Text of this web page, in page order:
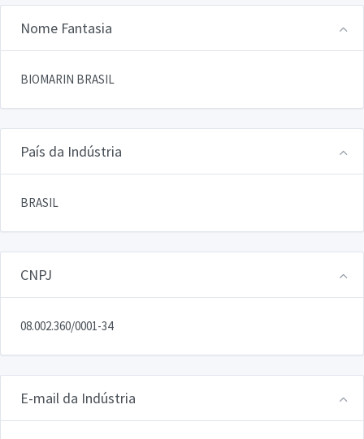
Nome Fantasia
BIOMARIN BRASIL
País da Indústria
BRASIL
CNPJ
08.002.360/0001-34
E-mail da Indústria